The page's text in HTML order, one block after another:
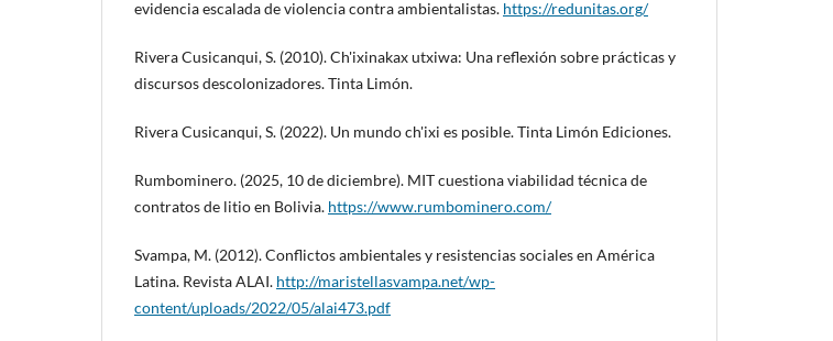
evidencia escalada de violencia contra ambientalistas. https://redunitas.org/
Rivera Cusicanqui, S. (2010). Ch'ixinakax utxiwa: Una reflexión sobre prácticas y
discursos descolonizadores. Tinta Limón.
Rivera Cusicanqui, S. (2022). Un mundo ch'ixi es posible. Tinta Limón Ediciones.
Rumbominero. (2025, 10 de diciembre). MIT cuestiona viabilidad técnica de
contratos de litio en Bolivia. https://www.rumbominero.com/
Svampa, M. (2012). Conflictos ambientales y resistencias sociales en América
Latina. Revista ALAI. http://maristellasvampa.net/wp-
content/uploads/2022/05/alai473.pdf